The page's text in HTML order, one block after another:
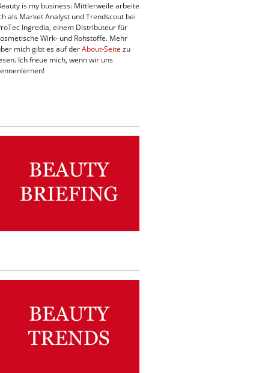
is my business: Mittlerweile arbeite
als Market Analyst und Trendscout bei
Ingredia, einem Distributeur für
Wirk- und Rohstoffe. Mehr
mich gibt es auf derAbout-Seite zu
Ich freue mich, wenn wir uns